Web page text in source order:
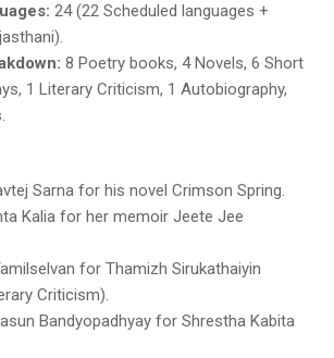
24 (22 Scheduled languages +
8 Poetry books, 4 Novels, 6 Short
1 Literary Criticism, 1 Autobiography,
Sarna for his novel Crimson Spring.
Kalia for her memoir Jeete Jee
for Thamizh Sirukathaiyin
Criticism).
Bandyopadhyay for Shrestha Kabita